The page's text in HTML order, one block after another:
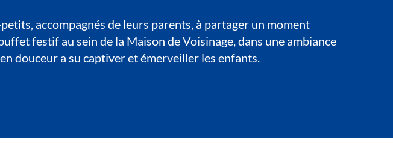
accompagnés de leurs parents, à partager un moment
festif au sein de la Maison de Voisinage, dans une ambiance
douceur a su captiver et émerveiller les enfants.